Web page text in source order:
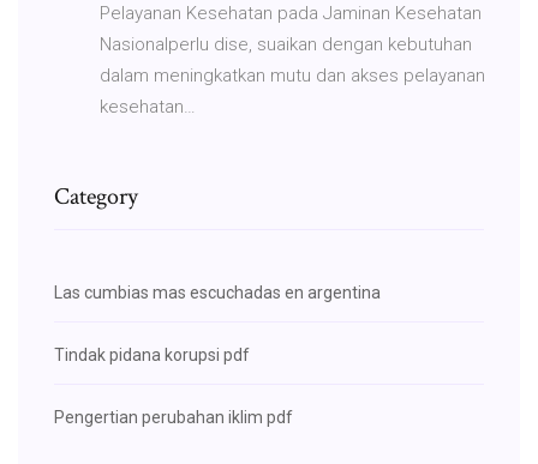
Pelayanan Kesehatan pada Jaminan Kesehatan
Nasionalperlu dise, suaikan dengan kebutuhan
dalam meningkatkan mutu dan akses pelayanan
kesehatan…
Category
Las cumbias mas escuchadas en argentina
Tindak pidana korupsi pdf
Pengertian perubahan iklim pdf